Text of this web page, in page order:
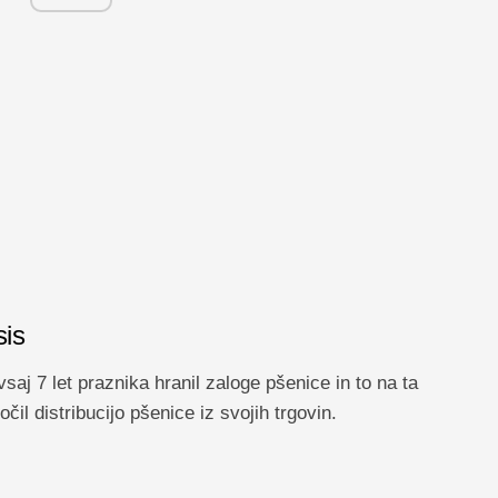
7 let praznika hranil zaloge pšenice in to na ta
distribucijo pšenice iz svojih trgovin.